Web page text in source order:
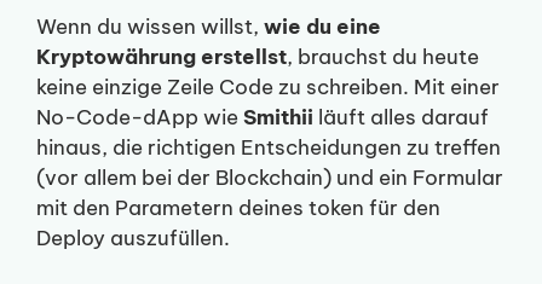
Wenn du wissen willst, wie du eine
Kryptowährung erstellst, brauchst du heute
keine einzige Zeile Code zu schreiben. Mit einer
No-Code-dApp wieSmithii läuft alles darauf
hinaus, die richtigen Entscheidungen zu treffen
(vor allem bei der Blockchain) und ein Formular
mit den Parametern deines token für den
Deploy auszufüllen.